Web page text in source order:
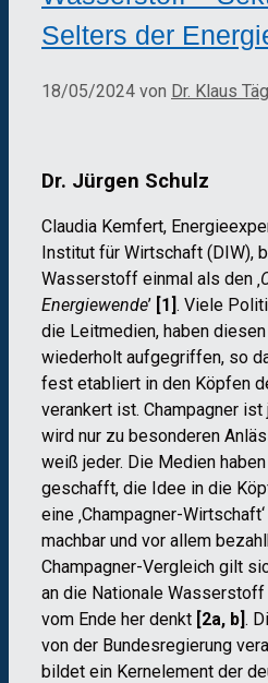
Selters der
18/05/2024 von Dr. Klaus
Dr. Jürgen Schulz
Claudia Kemfert,
Institut für Wirtschaft (DIW),
Wasserstoff einmal als den ‚
Energiewende’ [1] . Viele
die Leitmedien, haben
wiederholt aufgegriffen, so
fest etabliert in den Köpfen
verankert ist. Champagner ist
wird nur zu besonderen
weiß jeder. Die Medien
geschafft, die Idee in die
eine ‚Champagner-
machbar und vor allem
Champagner-Vergleich gilt
an die Nationale
vom Ende her denkt [2a, b] .
von der Bundesregierung
bildet ein Kernelement der